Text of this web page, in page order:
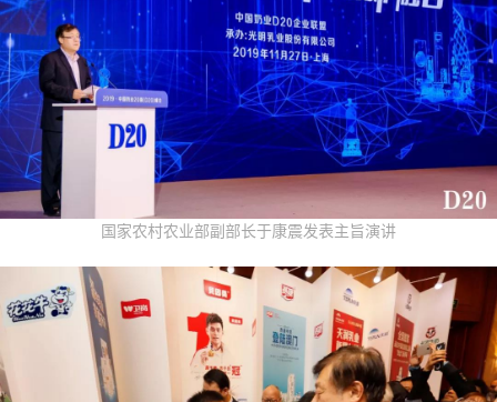
国家农村农业部副部长于康震发表主旨演讲